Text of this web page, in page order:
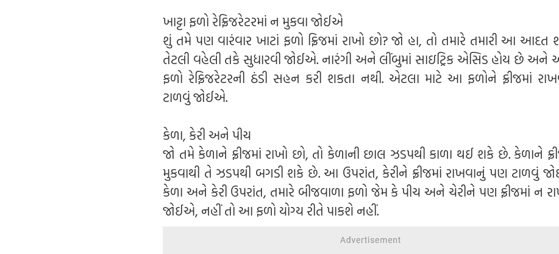
ખાટ્ટા ફળો રેફ્રિજરેટરમાં ન મુકવા જોઈએ
શું તમે પણ વારંવાર ખાટાં ફળો ફ્રિજમાં રાખો છો? જો હા, તો તમારે તમારી આ આદત
તેટલી વહેલી તકે સુધારવી જોઈએ. નારંગી અને લીંબુમાં સાઇટ્રિક એસિડ હોય છે અને
ફળો રેફ્રિજરેટરની ઠંડી સહન કરી શકતા નથી. એટલા માટે આ ફળોને ફ્રીજમાં
ટાળવું જોઈએ.
કેળા, કેરી અને પીચ
જો તમે કેળાને ફ્રીજમાં રાખો છો, તો કેળાની છાલ ઝડપથી કાળા થઈ શકે છે. કેળાને
મુકવાથી તે ઝડપથી બગડી શકે છે. આ ઉપરાંત, કેરીને ફ્રીજમાં રાખવાનું પણ ટાળવું
કેળા અને કેરી ઉપરાંત, તમારે બીજવાળા ફળો જેમ કે પીચ અને ચેરીને પણ ફ્રીજમાં ન
જોઈએ, નહીં તો આ ફળો યોગ્ય રીતે પાકશે નહીં.